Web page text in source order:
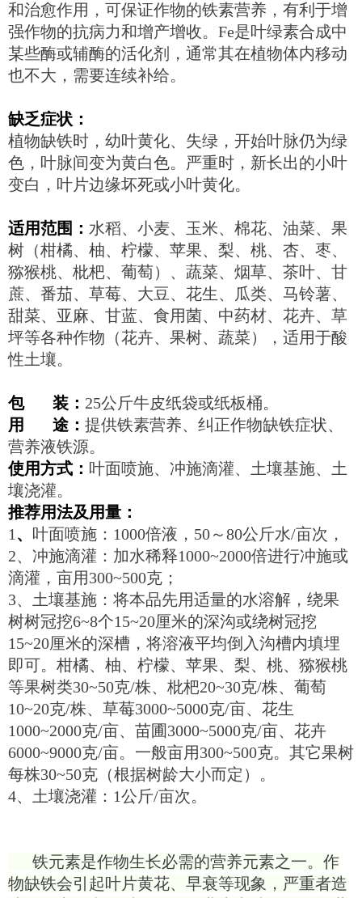
和治愈作用，可保证作物的铁素营养，有利于增
强作物的抗病力和增产增收。Fe是叶绿素合成中
某些酶或辅酶的活化剂，通常其在植物体内移动
也不大，需要连续补给。
缺乏症状：
植物缺铁时，幼叶黄化、失绿，开始叶脉仍为绿
色，叶脉间变为黄白色。严重时，新长出的小叶
变白，叶片边缘坏死或小叶黄化。
适用范围： 水稻、小麦、玉米、棉花、油菜、果
树（柑橘、柚、柠檬、苹果、梨、桃、杏、枣、
猕猴桃、枇杷、葡萄）、蔬菜、烟草、茶叶、甘
蔗、番茄、草莓、大豆、花生、瓜类、马铃薯、
甜菜、亚麻、甘蓝、食用菌、中药材、花卉、草
坪等各种作物（花卉、果树、蔬菜），适用于酸
性土壤。
包 装： 25公斤牛皮纸袋或纸板桶。
用
途： 提供铁素营养、纠正作物缺铁症状、
营养液铁源。
使用方式： 叶面喷施、冲施滴灌、土壤基施、土
壤浇灌。
推荐用法及用量：
1 、 叶面喷施：1000倍液，50～80公斤水/亩次，
2、冲施滴灌：加水稀释1000~2000倍进行冲施或
滴灌，亩用300~500克；
3、土壤基施：将本品先用适量的水溶解，绕果
树树冠挖6~8个15~20厘米的深沟或绕树冠挖
15~20厘米的深槽，将溶液平均倒入沟槽内填埋
即可。柑橘、柚、柠檬、苹果、梨、桃、猕猴桃
等果树类30~50克/株、枇杷20~30克/株、葡萄
10~20克/株、草莓3000~5000克/亩、花生
1000~2000克/亩、苗圃3000~5000克/亩、花卉
6000~9000克/亩。一般亩用300~500克。其它果树
每株30~50克（根据树龄大小而定）。
4、土壤浇灌：1公斤/亩次。
铁元素是作物生长必需的营养元素之一。作
物缺铁会引起叶片黄花、早衰等现象，严重者造